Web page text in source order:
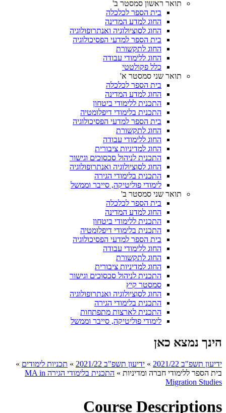
תואר ראשון סמסטר ב'
בית הספר לכלכלה
החוג למדע המדינה
החוג לסוציולוגיה ואנתרופולוגיה
בית הספר למדעי הפסיכולוגיה
החוג לתקשורת
החוג ללימודי עבודה
כלל פקולטטי
תואר שני סמסטר א'
בית הספר לכלכלה
החוג למדע המדינה
התכנית ללימודי ביטחון
התכנית בלימודי דיפלומטיה
בית הספר למדעי הפסיכולוגיה
החוג לתקשורת
החוג ללימודי עבודה
החוג למדיניות ציבורית
התכנית לניהול סכסוכים וגישור
החוג לסוציולוגיה ואנתרופולוגיה
התכנית בלימודי הגירה
לימודי פוליטיקה, סייבר וממשל
תואר שני סמסטר ב'
בית הספר לכלכלה
החוג למדע המדינה
התכנית ללימודי ביטחון
התכנית בלימודי דיפלומטיה
בית הספר למדעי הפסיכולוגיה
החוג ללימודי עבודה
החוג לתקשורת
החוג למדיניות ציבורית
התכנית לניהול סכסוכים וגישור
סמסטר קיץ
החוג לסוציולוגיה ואנתרופולוגיה
התכנית בלימודי הגירה
התכנית לארצות מתפתחות
לימודי פוליטיקה, סייבר וממשל
הינך נמצא כאן
ידיעון תשפ"ב 2021/22 » ידיעון תשפ"ב 2021/22 » תכניות לימודים »
בית הספר ללימודי חברה ומדיניות »
התכנית בלימודי הגירה MA in
Migration Studies​
Course Descriptions